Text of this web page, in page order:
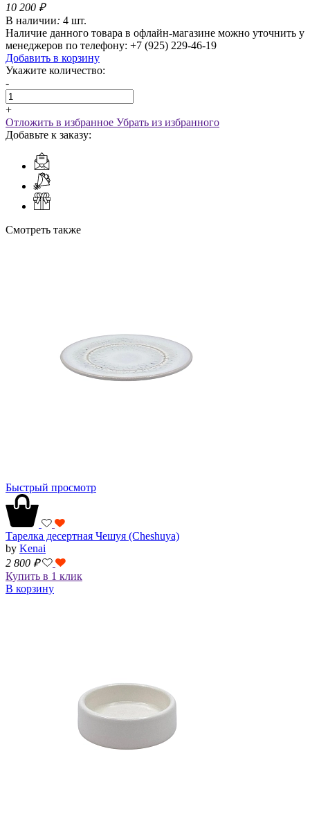
10 200 ₽
В наличии: 4 шт.
Наличие данного товара в офлайн-магазине можно уточнить у
менеджеров по телефону: +7 (925) 229-46-19
Добавить в корзину
Укажите количество:
-
+
Отложить в избранное Убрать из избранного
Добавьте к заказу:
Смотреть также
Быстрый просмотр
Тарелка десертная Чешуя (Cheshuya)
by Kenai
2 800 ₽
Купить в 1 клик
В корзину